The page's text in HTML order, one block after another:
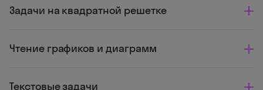
Задачи на квадратной решетке
Чтение графиков и диаграмм
Текстовые задачи